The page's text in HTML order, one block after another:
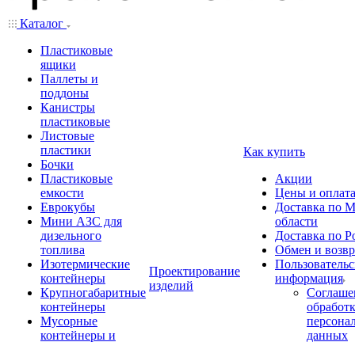
Каталог
Пластиковые
ящики
Паллеты и
поддоны
Канистры
пластиковые
Листовые
пластики
Бочки
Пластиковые
емкости
Еврокубы
Мини АЗС для
дизельного
топлива
Изотермические
контейнеры
Крупногабаритные
контейнеры
Мусорные
контейнеры и
Проектирование
изделий
Как купить
Акции
Цены и оплата
Доставка по
области
Доставка по
Обмен и
информация
данных